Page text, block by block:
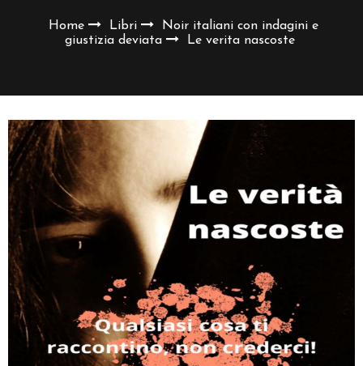
Home Libri
Noir italiani con indagini e
giustizia deviata
Le verita nascoste